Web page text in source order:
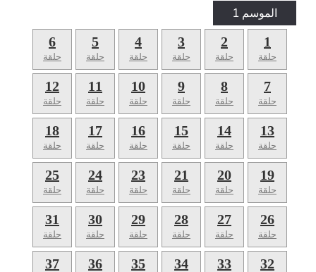
الموسم 1
1
حلقة
2
حلقة
3
حلقة
4
حلقة
5
حلقة
6
حلقة
7
حلقة
8
حلقة
9
حلقة
10
حلقة
11
حلقة
12
حلقة
13
حلقة
14
حلقة
15
حلقة
16
حلقة
17
حلقة
18
حلقة
19
حلقة
20
حلقة
21
حلقة
23
حلقة
24
حلقة
25
حلقة
26
حلقة
27
حلقة
28
حلقة
29
حلقة
30
حلقة
31
حلقة
32
33
34
35
36
37